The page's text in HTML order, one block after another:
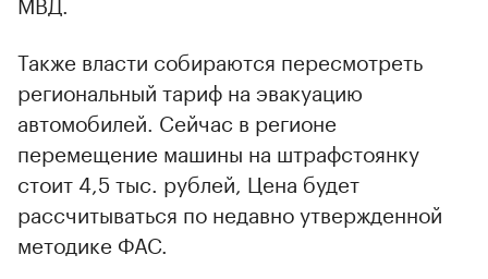
Также власти собираются пересмотреть
региональный тариф на эвакуацию
автомобилей. Сейчас в регионе
перемещение машины на штрафстоянку
стоит 4,5 тыс. рублей, Цена будет
рассчитываться по недавно утвержденной
методике ФАС.